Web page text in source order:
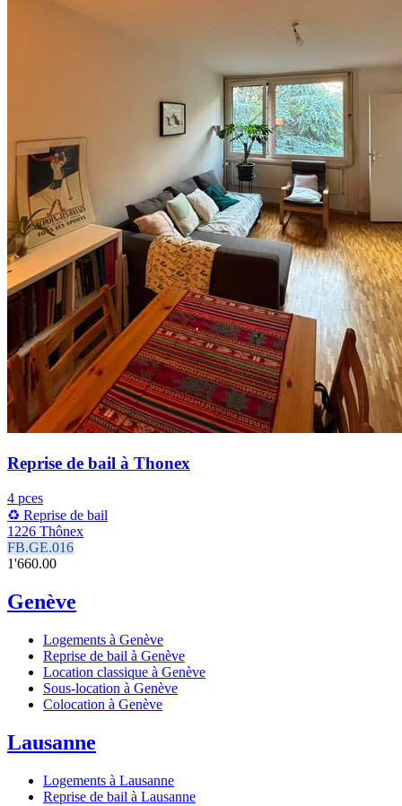
Reprise de bail à Thonex
4 pces
♻️ Reprise de bail
1226 Thônex
FB.GE.016
1'660.00
Genève
Logements à Genève
Reprise de bail à Genève
Location classique à Genève
Sous-location à Genève
Colocation à Genève
Lausanne
Logements à Lausanne
Reprise de bail à Lausanne